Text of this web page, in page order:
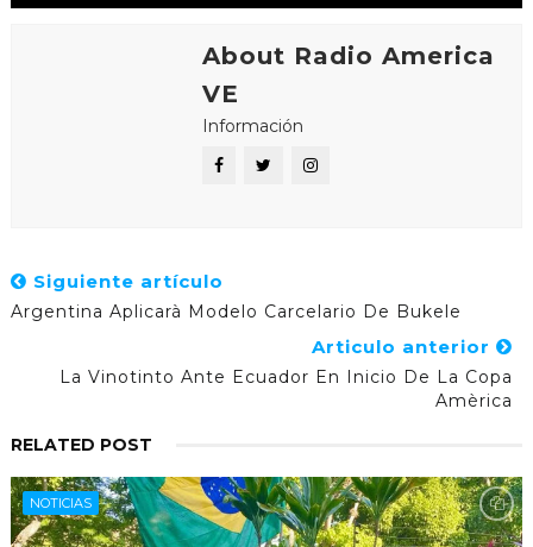
About Radio America
VE
Información
Siguiente artículo
Argentina Aplicarà Modelo Carcelario De Bukele
Articulo anterior
La Vinotinto Ante Ecuador En Inicio De La Copa
Amèrica
RELATED POST
NOTICIAS